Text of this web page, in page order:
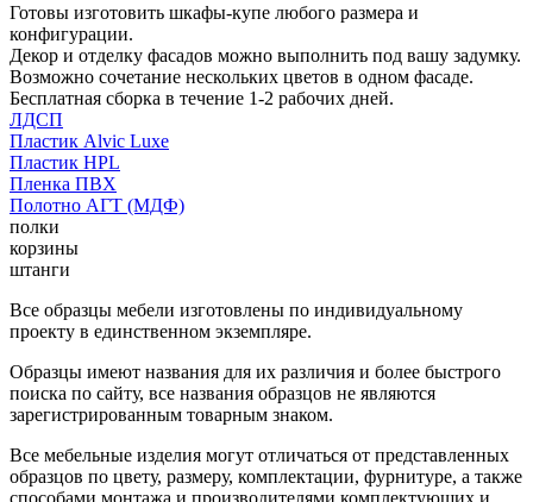
Готовы изготовить шкафы-купе любого размера и
конфигурации.
Декор и отделку фасадов можно выполнить под вашу задумку.
Возможно сочетание нескольких цветов в одном фасаде.
Бесплатная сборка в течение 1-2 рабочих дней.
ЛДСП
Пластик Alvic Luxe
Пластик HPL
Пленка ПВХ
Полотно АГТ (МДФ)
полки
корзины
штанги
Все образцы мебели изготовлены по индивидуальному
проекту в единственном экземпляре.
Образцы имеют названия для их различия и более быстрого
поиска по сайту, все названия образцов не являются
зарегистрированным товарным знаком.
Все мебельные изделия могут отличаться от представленных
образцов по цвету, размеру, комплектации, фурнитуре, а также
способами монтажа и производителями комплектующих и